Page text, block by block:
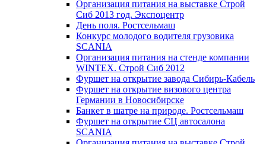
Организация питания на выставке Строй
Сиб 2013 год. Экспоцентр
День поля. Ростсельмаш
Конкурс молодого водителя грузовика
SCANIA
Организация питания на стенде компании
WINTEX. Строй Сиб 2012
Фуршет на открытие завода Сибирь-Кабель
Фуршет на открытие визового центра
Германии в Новосибирске
Банкет в шатре на природе. Ростсельмаш
Фуршет на открытие СЦ автосалона
SCANIA